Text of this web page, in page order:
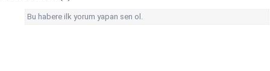
Bu habere ilk yorum yapan sen ol.